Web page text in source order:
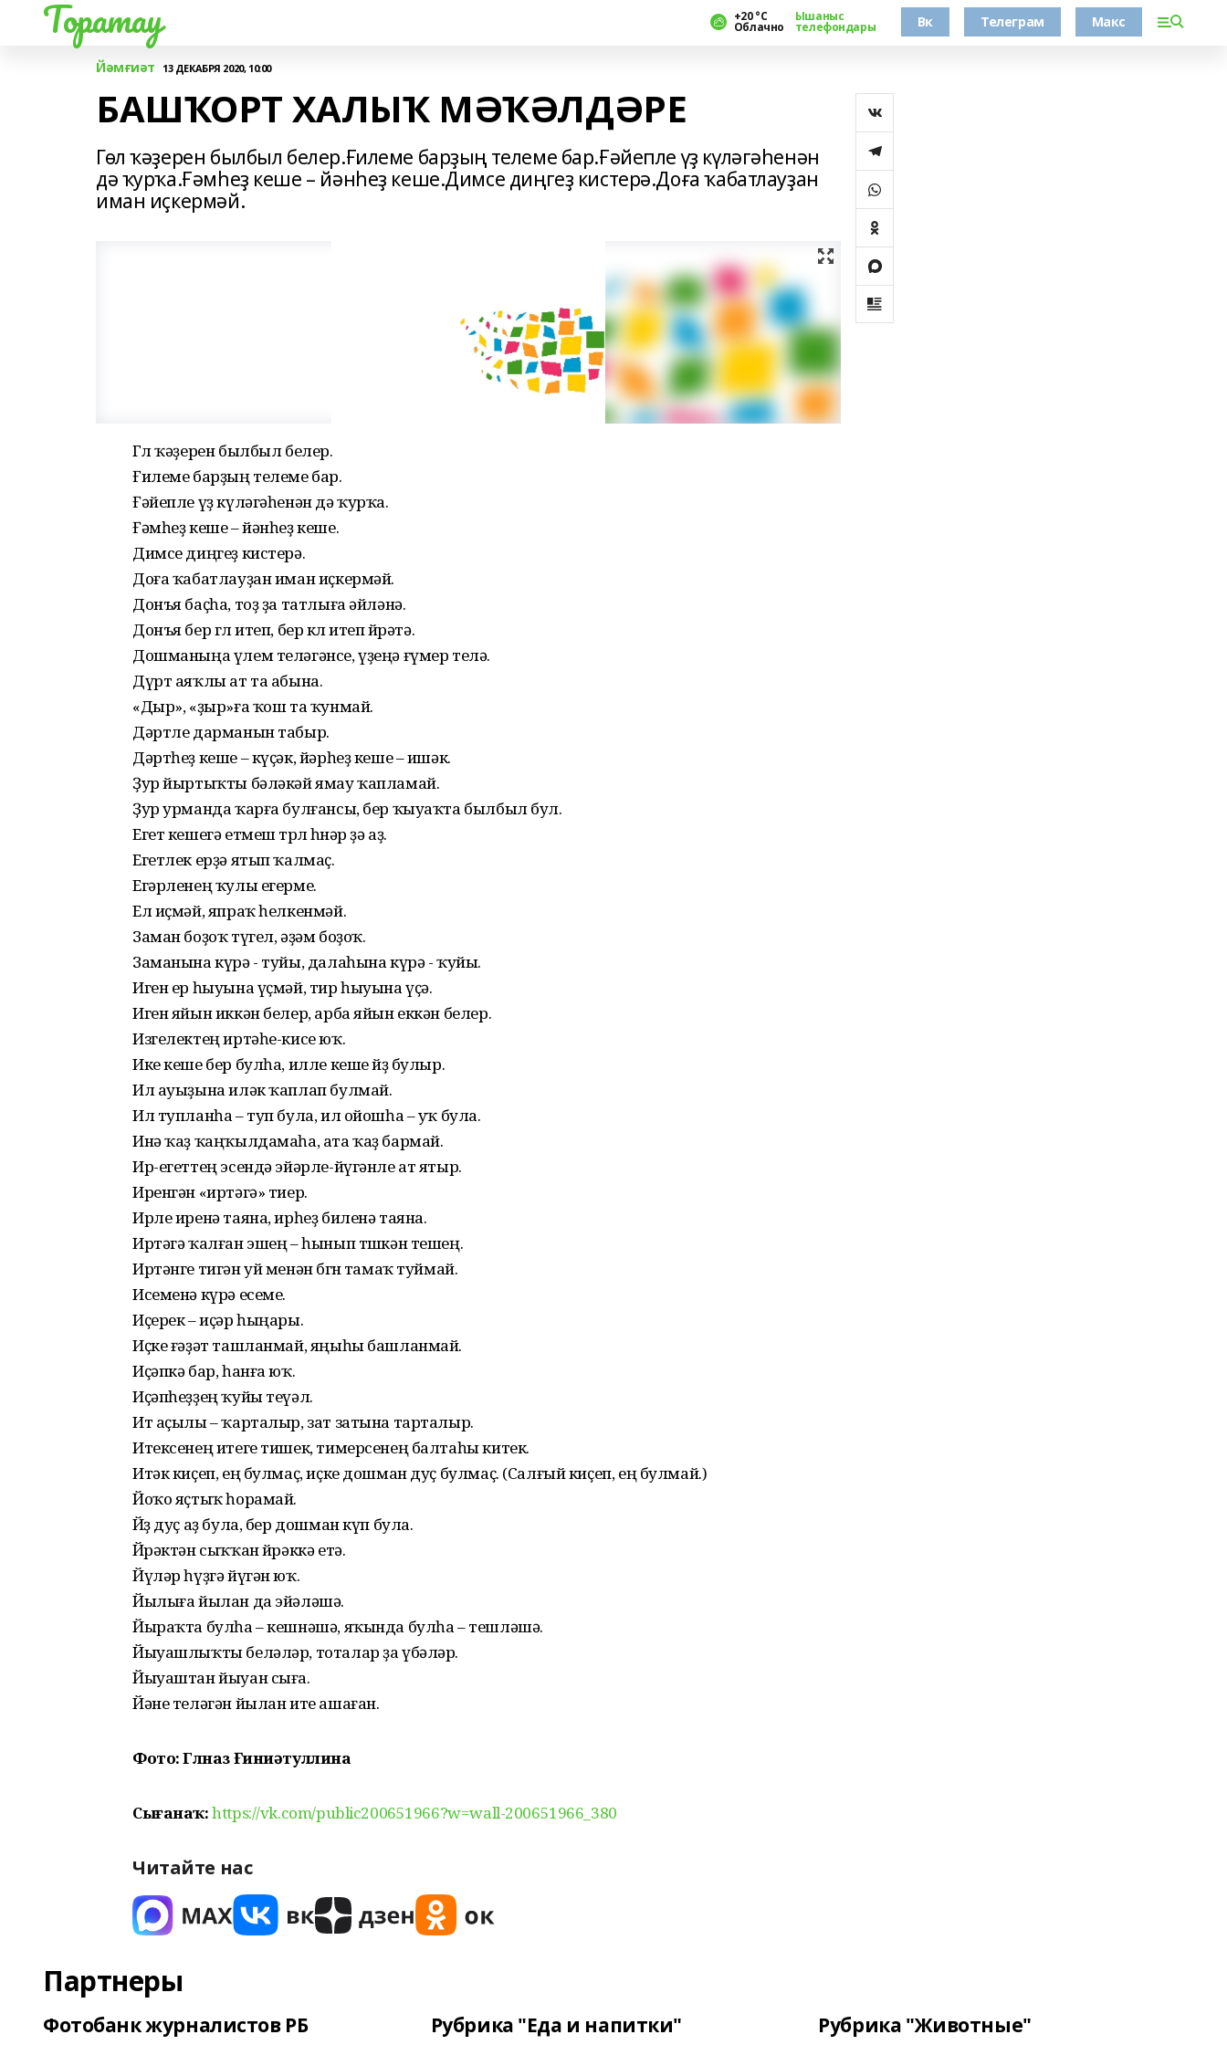
Торатау +20 °С
Облачно
Ышаныс
телефондары Вк Телеграм Макс
Йәмғиәт 13 ДЕКАБРЯ 2020, 10:00
БАШҠОРТ ХАЛЫҠ МӘҠӘЛДӘРЕ
Гөл ҡәҙерен былбыл белер.Ғилеме барҙың телеме бар.Ғәйепле үҙ күләгәһенән
дә ҡурҡа.Ғәмһеҙ кеше – йәнһеҙ кеше.Димсе диңгеҙ кистерә.Доға ҡабатлауҙан
иман иҫкермәй.
Гөл ҡәҙерен былбыл белер.
Ғилеме барҙың телеме бар.
Ғәйепле үҙ күләгәһенән дә ҡурҡа.
Ғәмһеҙ кеше – йәнһеҙ кеше.
Димсе диңгеҙ кистерә.
Доға ҡабатлауҙан иман иҫкермәй.
Донъя баҫһа, тоҙ ҙа татлыға әйләнә.
Донъя бер гөл итеп, бер көл итеп өйрәтә.
Дошманыңа үлем теләгәнсе, үҙеңә ғүмер телә.
Дүрт аяҡлы ат та абына.
«Дыр», «ҙыр»ға ҡош та ҡунмай.
Дәртле дарманын табыр.
Дәртһеҙ кеше – күҫәк, йәрһеҙ кеше – ишәк.
Ҙур йыртыҡты бәләкәй ямау ҡапламай.
Ҙур урманда ҡарға булғансы, бер ҡыуаҡта былбыл бул.
Егет кешегә етмеш төрлө һөнәр ҙә аҙ.
Егетлек ерҙә ятып ҡалмаҫ.
Егәрленең ҡулы егерме.
Ел иҫмәй, япраҡ һелкенмәй.
Заман боҙоҡ түгел, әҙәм боҙоҡ.
Заманына күрә - туйы, далаһына күрә - ҡуйы.
Иген ер һыуына үҫмәй, тир һыуына үҫә.
Иген яйын иккән белер, арба яйын еккән белер.
Изгелектең иртәһе-кисе юҡ.
Ике кеше бер булһа, илле кеше йөҙ булыр.
Ил ауыҙына иләк ҡаплап булмай.
Ил тупланһа – туп була, ил ойошһа – уҡ була.
Инә ҡаҙ ҡаңҡылдамаһа, ата ҡаҙ бармай.
Ир-егеттең эсендә эйәрле-йүгәнле ат ятыр.
Иренгән «иртәгә» тиер.
Ирле иренә таяна, ирһеҙ биленә таяна.
Иртәгә ҡалған эшең – һынып төшкән тешең.
Иртәнге тигән уй менән бөгөн тамаҡ туймай.
Исеменә күрә есеме.
Иҫерек – иҫәр һыңары.
Иҫке ғәҙәт ташланмай, яңыһы башланмай.
Иҫәпкә бар, һанға юҡ.
Иҫәпһеҙҙең ҡуйы теүәл.
Ит аҫылы – ҡарталыр, зат затына тарталыр.
Итексенең итеге тишек, тимерсенең балтаһы китек.
Итәк киҫеп, ең булмаҫ, иҫке дошман дуҫ булмаҫ. (Салғый киҫеп, ең булмай.)
Йоҡо яҫтыҡ һорамай.
Йөҙ дуҫ аҙ була, бер дошман күп була.
Йөрәктән сыҡҡан йөрәккә етә.
Йүләр һүҙгә йүгән юҡ.
Йылыға йылан да эйәләшә.
Йыраҡта булһа – кешнәшә, яҡында булһа – тешләшә.
Йыуашлыҡты беләләр, тоталар ҙа үбәләр.
Йыуаштан йыуан сыға.
Йәне теләгән йылан ите ашаған.
Фото: Гөлназ Ғиниәтуллина
Сығанаҡ:https://vk.com/public200651966?w=wall-200651966_380
Читайте нас
Партнеры
Фотобанк журналистов РБ Рубрика "Еда и напитки" Рубрика "Животные"